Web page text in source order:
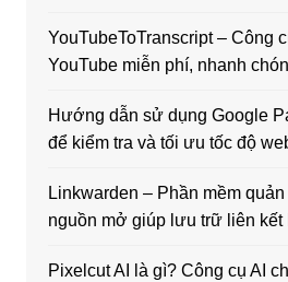
YouTubeToTranscript – Công
YouTube miễn phí, nhanh
Hướng dẫn sử dụng Google
để kiểm tra và tối ưu tốc độ
Linkwarden – Phần mềm
nguồn mở giúp lưu trữ liên kết
Pixelcut AI là gì? Công cụ AI